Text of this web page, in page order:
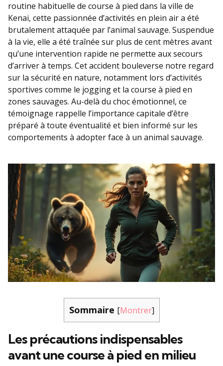
routine habituelle de course à pied dans la ville de
Kenai, cette passionnée d’activités en plein air a été
brutalement attaquée par l’animal sauvage. Suspendue
à la vie, elle a été traînée sur plus de cent mètres avant
qu’une intervention rapide ne permette aux secours
d’arriver à temps. Cet accident bouleverse notre regard
sur la sécurité en nature, notamment lors d’activités
sportives comme le jogging et la course à pied en
zones sauvages. Au-delà du choc émotionnel, ce
témoignage rappelle l’importance capitale d’être
préparé à toute éventualité et bien informé sur les
comportements à adopter face à un animal sauvage.
Sommaire [Montrer]
Les précautions indispensables
avant une course à pied en milieu